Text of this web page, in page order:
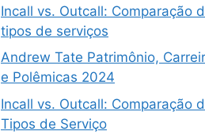
Incall vs. Outcall: Comparação
tipos de serviços
Andrew Tate Patrimônio,
e Polêmicas 2024
Incall vs. Outcall: Comparação
Tipos de Serviço